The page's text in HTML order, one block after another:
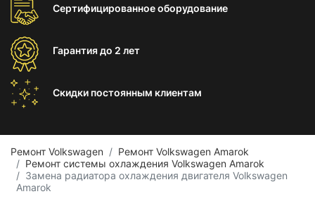
Сертифицированноеоборудование
Гарантиядо 2 лет
Скидки постоянным клиентам
Ремонт Volkswagen
Ремонт Volkswagen Amarok
Ремонт системы охлаждения Volkswagen Amarok
Замена радиатора охлаждения двигателя Volkswagen
Amarok